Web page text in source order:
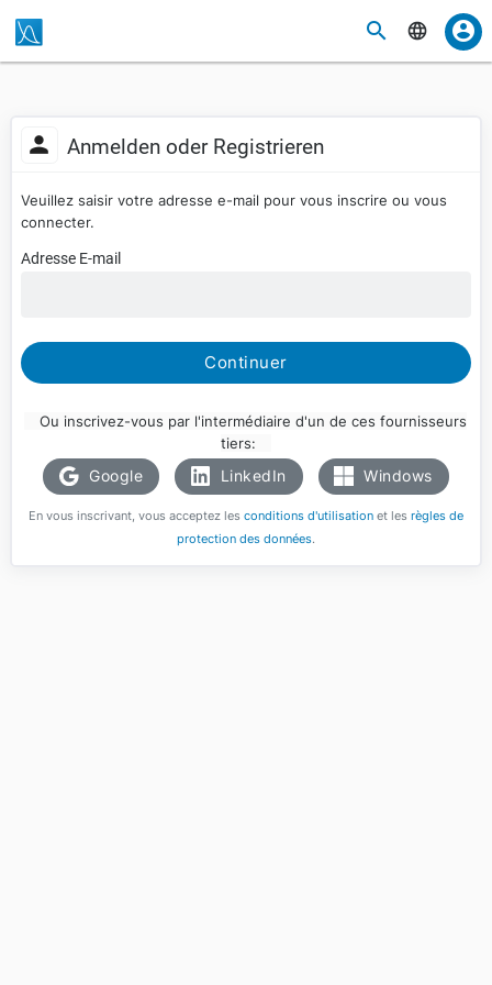
Anmelden oder Registrieren
Veuillez saisir votre adresse e-mail pour vous inscrire ou vous
connecter.
Adresse E-mail
Continuer
Ou inscrivez-vous par l'intermédiaire d'un de ces fournisseurs
tiers:
Google LinkedIn Windows
En vous inscrivant, vous acceptez les conditions d'utilisationet les règles de
protection des données.